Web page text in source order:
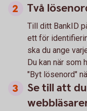
Två
Till ditt BankID
ett för
ska du ange
Du kan när som
"Byt lösenord"
Se till att